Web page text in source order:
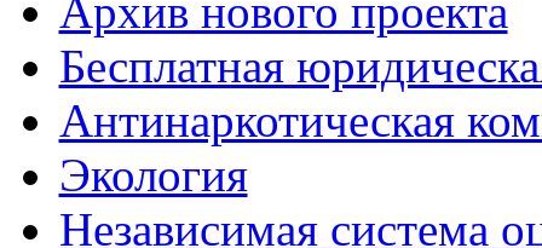
Архив нового проекта
Бесплатная
Антинаркотическая
Экология
Независимая система